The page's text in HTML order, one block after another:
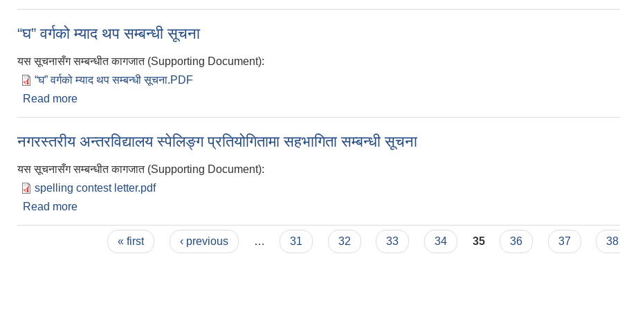
“घ” वर्गको म्याद थप सम्बन्धी सूचना
यस सूचनासँग सम्बन्धीत कागजात (Supporting Document):
“घ” वर्गको म्याद थप सम्बन्धी सूचना.PDF
Read more
नगरस्तरीय अन्तरविद्यालय स्पेलिङ्ग प्रतियोगितामा सहभागिता सम्बन्धी सूचना
यस सूचनासँग सम्बन्धीत कागजात (Supporting Document):
spelling contest letter.pdf
Read more
« first ‹ previous … 31 32 33 34 35 36 37 38